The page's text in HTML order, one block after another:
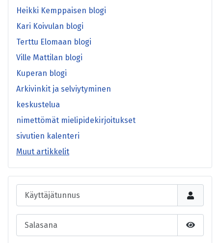
Heikki Kemppaisen blogi
Kari Koivulan blogi
Terttu Elomaan blogi
Ville Mattilan blogi
Kuperan blogi
Arkivinkit ja selviytyminen
keskustelua
nimettömät mielipidekirjoitukset
sivutien kalenteri
Muut artikkelit
Käyttäjätunnus
Salasana
Näytä